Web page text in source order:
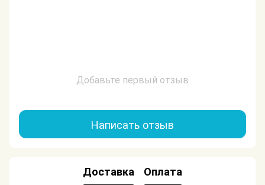
Добавьте первый отзыв
Написать отзыв
Доставка Оплата